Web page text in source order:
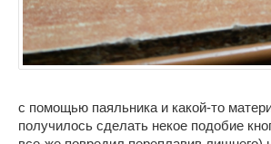
с помощью паяльника и какой-то
получилось сделать некое подобие